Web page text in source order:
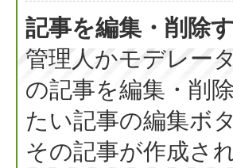
記事を編集・削除
管理人かモデレー
の記事を編集・削
たい記事の編集ボ
その記事が作成さ